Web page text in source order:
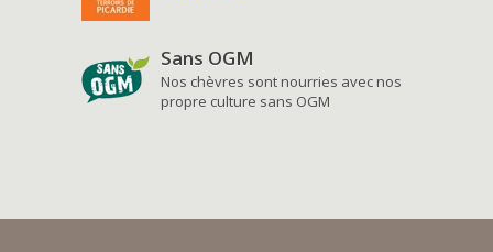
Sans OGM
Nos chèvres sont nourries avec nos
propre culture sans OGM